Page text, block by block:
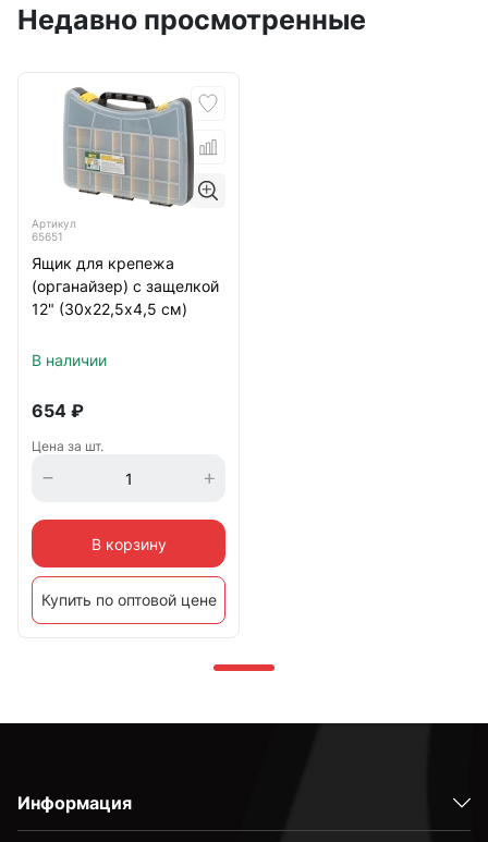
Недавно просмотренные
Артикул
65651
Ящик для крепежа
(органайзер) с защелкой
12" (30х22,5х4,5 см)
В наличии
654 ₽
Цена за шт.
В корзину
Купить по оптовой цене
Информация